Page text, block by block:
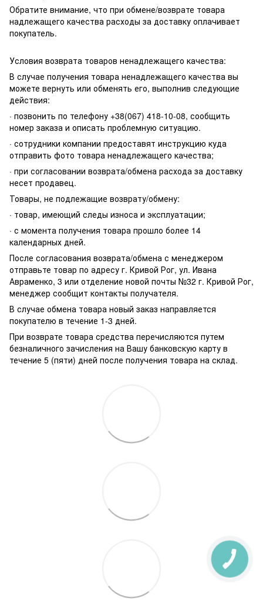
Обратите внимание, что при обмене/возврате товара
надлежащего качества расходы за доставку оплачивает
покупатель.
Условия возврата товаров ненадлежащего качества:
В случае получения товара ненадлежащего качества вы
можете вернуть или обменять его, выполнив следующие
действия:
· позвонить по телефону +38(067) 418-10-08, сообщить
номер заказа и описать проблемную ситуацию.
· сотрудники компании предоставят инструкцию куда
отправить фото товара ненадлежащего качества;
· при согласовании возврата/обмена расхода за доставку
несет продавец.
Товары, не подлежащие возврату/обмену:
· товар, имеющий следы износа и эксплуатации;
· с момента получения товара прошло более 14
календарных дней.
После согласования возврата/обмена с менеджером
отправьте товар по адресу г. Кривой Рог, ул. Ивана
Авраменко, 3 или отделение новой почты №32 г. Кривой Рог,
менеджер сообщит контакты получателя.
В случае обмена товара новый заказ направляется
покупателю в течение 1-3 дней.
При возврате товара средства перечисляются путем
безналичного зачисления на Вашу банковскую карту в
течение 5 (пяти) дней после получения товара на склад.